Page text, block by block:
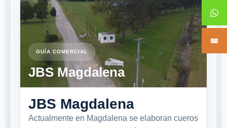
GUÍA COMERCIAL
JBS Magdalena
JBS Magdalena
Actualmente en Magdalena se elaboran cueros